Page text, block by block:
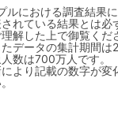
ルにおける調査結果
れている結果とは必
解した上で御覧くだ
データの集計期間
数は700万人です。
より記載の数字が変